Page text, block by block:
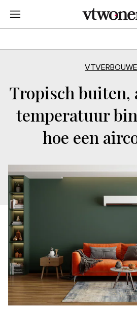
Tropisch buiten,
temperatuur
hoe een